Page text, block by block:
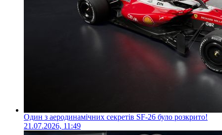
Один з аеродинамічних секретів SF-26 було розкрито!
21.07.2026, 11:49